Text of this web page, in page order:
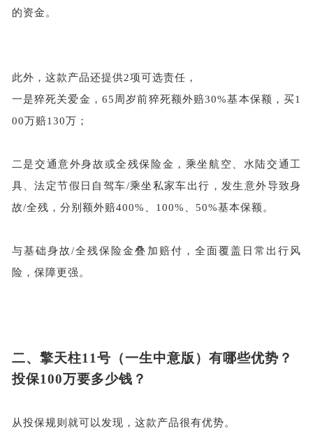
的资金。
此外，这款产品还提供2项可选责任，
一是猝死关爱金， 65周岁前猝死额外赔30%基本保额，买1
00万赔130万；
二是交通意外身故或全残保险金，乘坐航空、水陆交通工
具、法定节假日自驾车/乘坐私家车出行，发生意外导致身
故/全残，分别额外赔400%、100%、50%基本保额。
与基础身故/全残保险金叠加赔付，全面覆盖日常出行风
险，保障更强。
二、 擎天柱11号（一生中意版）有哪些优势？
投保100万要多少钱？
从投保规则就可以发现，这款产品很有优势。